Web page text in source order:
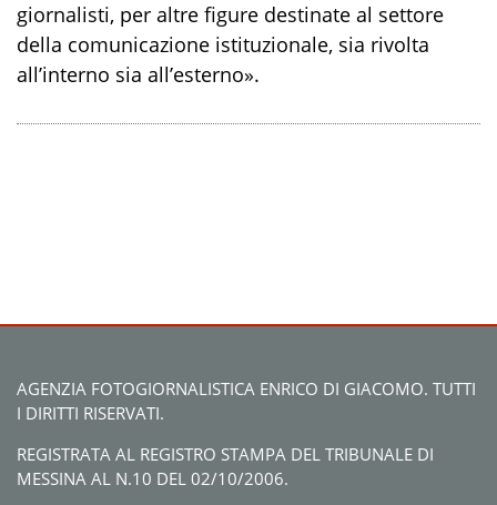
giornalisti, per altre figure destinate al settore
della comunicazione istituzionale, sia rivolta
all’interno sia all’esterno».
AGENZIA FOTOGIORNALISTICA ENRICO DI GIACOMO. TUTTI
I DIRITTI RISERVATI.
REGISTRATA AL REGISTRO STAMPA DEL TRIBUNALE DI
MESSINA AL N.10 DEL 02/10/2006.